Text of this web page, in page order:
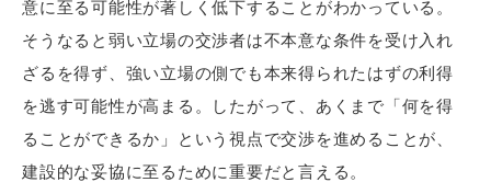
意に至る可能性が著しく低下することがわかっている。
そうなると弱い立場の交渉者は不本意な条件を受け入れ
ざるを得ず、強い立場の側でも本来得られたはずの利得
を逃す可能性が高まる。したがって、あくまで「何を得
ることができるか」という視点で交渉を進めることが、
建設的な妥協に至るために重要だと言える。